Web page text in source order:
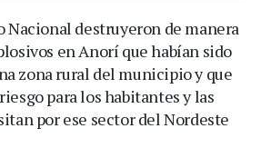
Nacional destruyeron de manera
en Anorí que habían sido
zona rural del municipio y que
para los habitantes y las
por ese sector del Nordeste